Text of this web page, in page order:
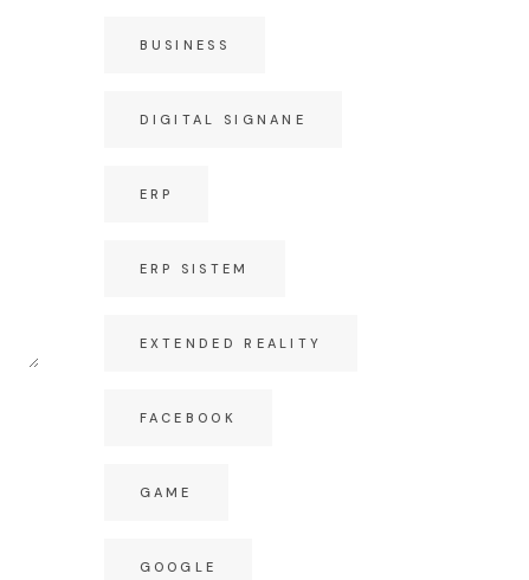
BUSINESS
DIGITAL SIGNANE
ERP
ERP SISTEM
EXTENDED REALITY
FACEBOOK
GAME
GOOGLE